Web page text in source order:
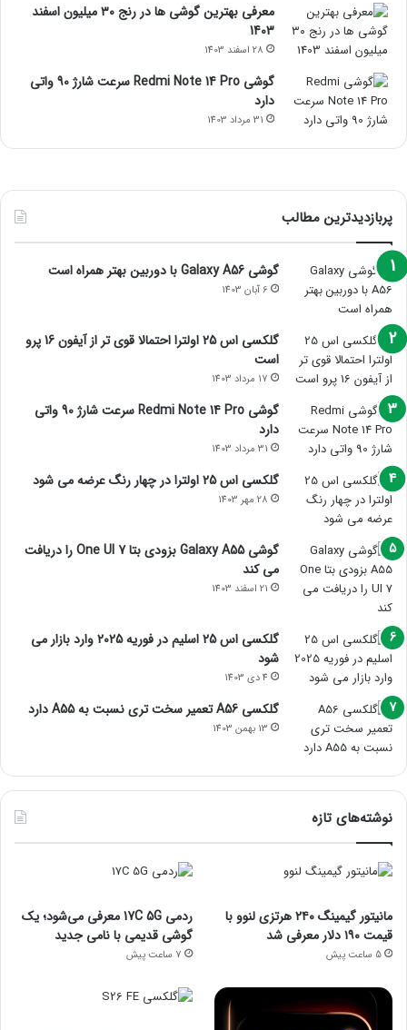
معرفی بهترین گوشی ها در رنج ۳۰ میلیون اسفند
1403
28 اسفند 1403
گوشی Redmi Note 14 Pro سرعت شارژ 90 واتی
دارد
31 مرداد 1403
پربازدیدترین مطالب
گوشی Galaxy A56 با دوربین بهتر همراه است
6 آبان 1403
گلکسی اس 25 اولترا احتمالا قوی تر از آیفون 16 پرو
است
17 مرداد 1403
گوشی Redmi Note 14 Pro سرعت شارژ 90 واتی
دارد
31 مرداد 1403
گلکسی اس 25 اولترا در چهار رنگ عرضه می شود
28 مهر 1403
گوشی Galaxy A55 بزودی بتا One UI 7 را دریافت
می کند
21 اسفند 1403
گلکسی اس 25 اسلیم در فوریه 2025 وارد بازار می
شود
4 دی 1403
گلکسی A56 تعمیر سخت تری نسبت به A55 دارد
13 بهمن 1403
نوشته‌های تازه
مانیتور گیمینگ ۲۴۰ هرتزی لنوو با
قیمت ۱۹۰ دلار معرفی شد
5 ساعت پیش
ردمی 17C 5G معرفی می‌شود؛ یک
گوشی قدیمی با نامی جدید
7 ساعت پیش